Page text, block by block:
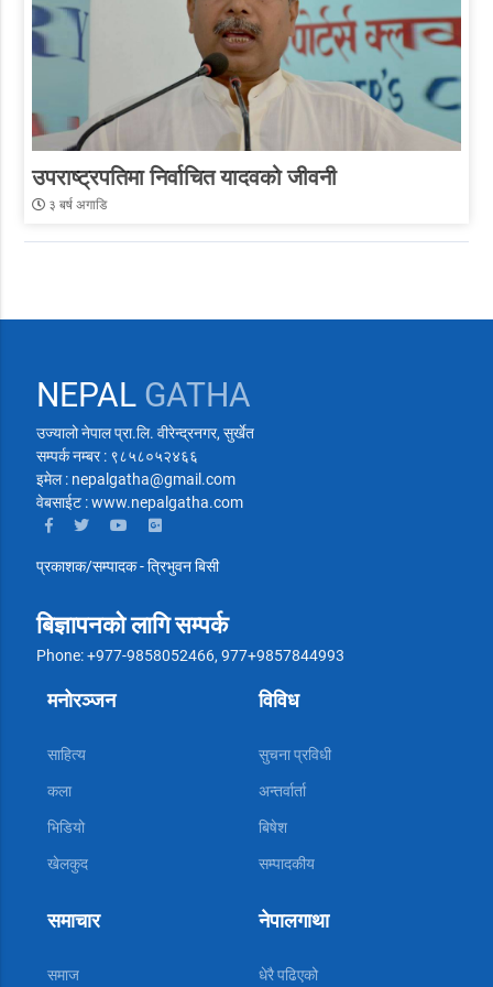
उपराष्ट्रपतिमा निर्वाचित यादवको जीवनी
३ बर्ष अगाडि
NEPAL GATHA
उज्यालो नेपाल प्रा.लि. वीरेन्द्रनगर, सुर्खेत
सम्पर्क नम्बर : ९८५८०५२४६६
इमेल : nepalgatha@gmail.com
वेबसाईट : www.nepalgatha.com
प्रकाशक/सम्पादक - त्रिभुवन बिसी
बिज्ञापनको लागि सम्पर्क
Phone: +977-9858052466, 977+9857844993
विविध
सुचना प्रविधी
अन्तर्वार्ता
बिषेश
सम्पादकीय
मनोरञ्जन
साहित्य
कला
भिडियो
खेलकुद
नेपालगाथा
धेरै पढिएको
समाचार
समाज